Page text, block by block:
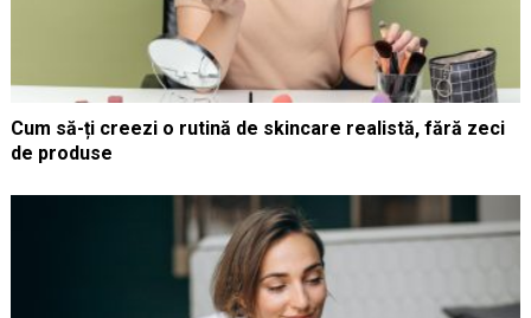
Cum să-ți creezi o rutină de skincare realistă, fără zeci
de produse